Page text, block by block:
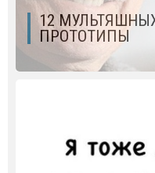
12
ПРОТОТИПЫ